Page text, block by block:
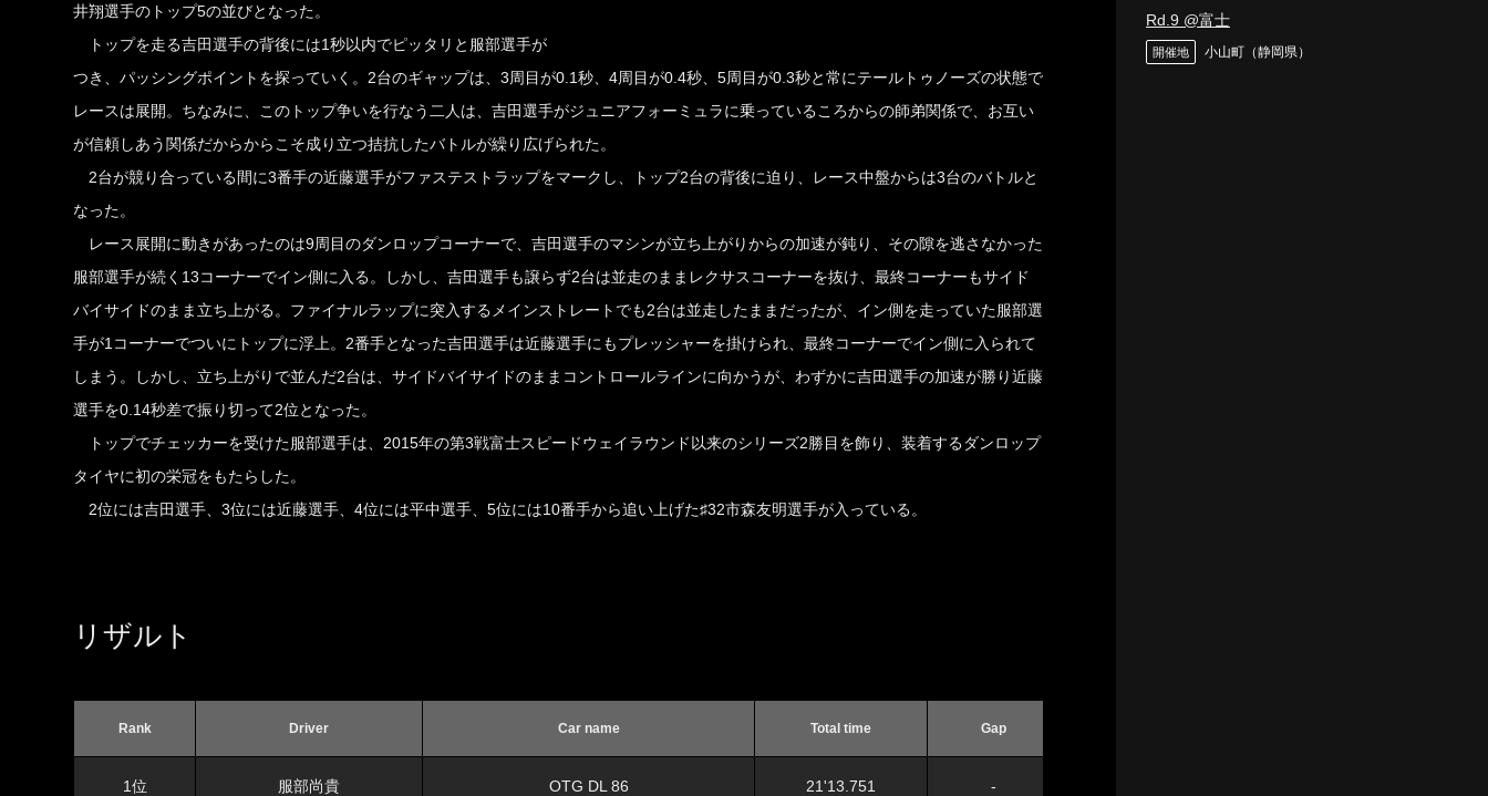
井翔選手のトップ5の並びとなった。
トップを走る吉田選手の背後には1秒以内でピッタリと服部選手が
つき、パッシングポイントを探っていく。2台のギャップは、3周目が0.1秒、4周目が0.4秒、5周目が0.3秒と常にテールトゥノーズの状態で
レースは展開。ちなみに、このトップ争いを行なう二人は、吉田選手がジュニアフォーミュラに乗っているころからの師弟関係で、お互い
が信頼しあう関係だからからこそ成り立つ拮抗したバトルが繰り広げられた。
2台が競り合っている間に3番手の近藤選手がファステストラップをマークし、トップ2台の背後に迫り、レース中盤からは3台のバトルと
なった。
レース展開に動きがあったのは9周目のダンロップコーナーで、吉田選手のマシンが立ち上がりからの加速が鈍り、その隙を逃さなかった
服部選手が続く13コーナーでイン側に入る。しかし、吉田選手も譲らず2台は並走のままレクサスコーナーを抜け、最終コーナーもサイド
バイサイドのまま立ち上がる。ファイナルラップに突入するメインストレートでも2台は並走したままだったが、イン側を走っていた服部選
手が1コーナーでついにトップに浮上。2番手となった吉田選手は近藤選手にもプレッシャーを掛けられ、最終コーナーでイン側に入られて
しまう。しかし、立ち上がりで並んだ2台は、サイドバイサイドのままコントロールラインに向かうが、わずかに吉田選手の加速が勝り近藤
選手を0.14秒差で振り切って2位となった。
トップでチェッカーを受けた服部選手は、2015年の第3戦富士スピードウェイラウンド以来のシリーズ2勝目を飾り、装着するダンロップ
タイヤに初の栄冠をもたらした。
2位には吉田選手、3位には近藤選手、4位には平中選手、5位には10番手から追い上げた♯32市森友明選手が入っている。
リザルト
Rank Driver Car name Total time Gap
1位 服部尚貴 OTG DL 86 21'13.751 -
Rd.9 @富士
開催地 小山町（静岡県）